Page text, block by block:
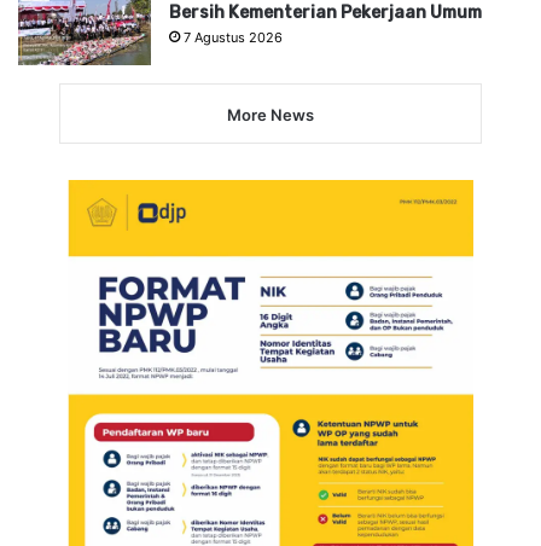
Bersih Kementerian Pekerjaan Umum
7 Agustus 2026
More News